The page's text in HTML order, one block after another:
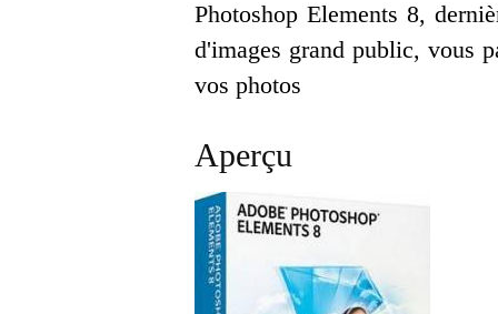
Photoshop Elements 8,
d'images grand public, vous
vos photos
Aperçu